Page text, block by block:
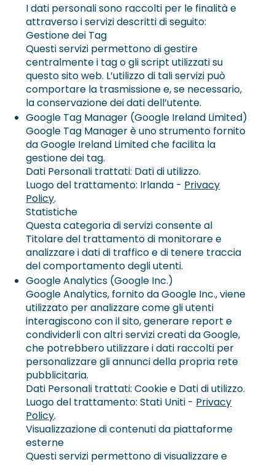
I dati personali sono raccolti per le finalità e
attraverso i servizi descritti di seguito:
Gestione dei Tag
Questi servizi permettono di gestire
centralmente i tag o gli script utilizzati su
questo sito web. L’utilizzo di tali servizi può
comportare la trasmissione e, se necessario,
la conservazione dei dati dell’utente.
Google Tag Manager (Google Ireland Limited)
Google Tag Manager è uno strumento fornito
da Google Ireland Limited che facilita la
gestione dei tag.
Dati Personali trattati: Dati di utilizzo.
Luogo del trattamento: Irlanda - Privacy
Policy.
Statistiche
Questa categoria di servizi consente al
Titolare del trattamento di monitorare e
analizzare i dati di traffico e di tenere traccia
del comportamento degli utenti.
Google Analytics (Google Inc.)
Google Analytics, fornito da Google Inc., viene
utilizzato per analizzare come gli utenti
interagiscono con il sito, generare report e
condividerli con altri servizi creati da Google,
che potrebbero utilizzare i dati raccolti per
personalizzare gli annunci della propria rete
pubblicitaria.
Dati Personali trattati: Cookie e Dati di utilizzo.
Luogo del trattamento: Stati Uniti - Privacy
Policy.
Visualizzazione di contenuti da piattaforme
esterne
Questi servizi permettono di visualizzare e